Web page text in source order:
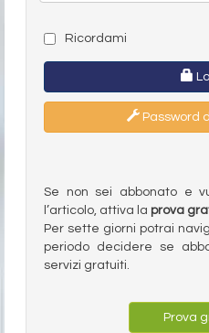
Ricordami
Password
Se non sei abbonato e
l’articolo, attiva la prova
Per sette giorni potrai
periodo decidere se
servizi gratuiti.
Prova